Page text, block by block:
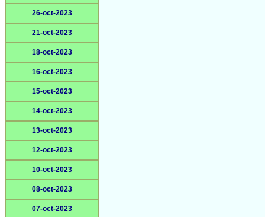
26-oct-2023
21-oct-2023
18-oct-2023
16-oct-2023
15-oct-2023
14-oct-2023
13-oct-2023
12-oct-2023
10-oct-2023
08-oct-2023
07-oct-2023